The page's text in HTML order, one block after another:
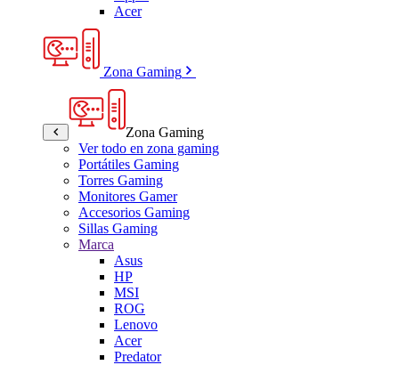
Acer
Zona Gaming
Zona Gaming
Ver todo en zona gaming
Portátiles Gaming
Torres Gaming
Monitores Gamer
Accesorios Gaming
Sillas Gaming
Marca
Asus
HP
MSI
ROG
Lenovo
Acer
Predator